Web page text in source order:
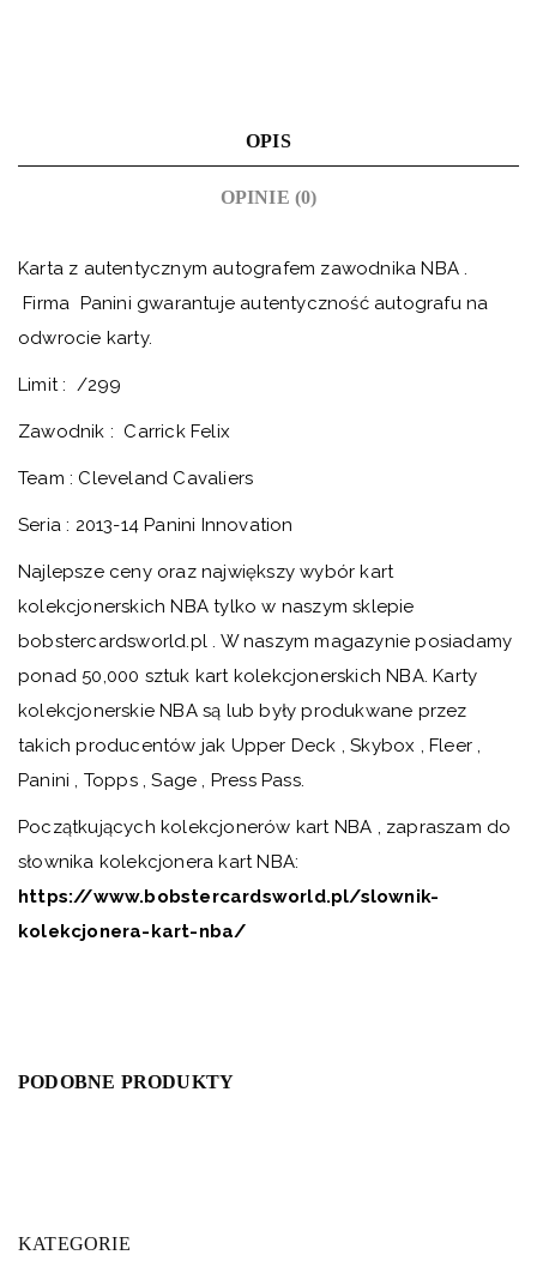
OPIS
OPINIE (0)
Karta z autentycznym autografem zawodnika NBA .
Firma Panini gwarantuje autentyczność autografu na
odwrocie karty.
Limit : /299
Zawodnik : Carrick Felix
Team : Cleveland Cavaliers
Seria : 2013-14 Panini Innovation
Najlepsze ceny oraz największy wybór kart
kolekcjonerskich NBA tylko w naszym sklepie
bobstercardsworld.pl . W naszym magazynie posiadamy
ponad 50,000 sztuk kart kolekcjonerskich NBA. Karty
kolekcjonerskie NBA są lub były produkwane przez
takich producentów jak Upper Deck , Skybox , Fleer ,
Panini , Topps , Sage , Press Pass.
Początkujących kolekcjonerów kart NBA , zapraszam do
słownika kolekcjonera kart NBA:
https://www.bobstercardsworld.pl/slownik-
kolekcjonera-kart-nba/
PODOBNE PRODUKTY
KATEGORIE